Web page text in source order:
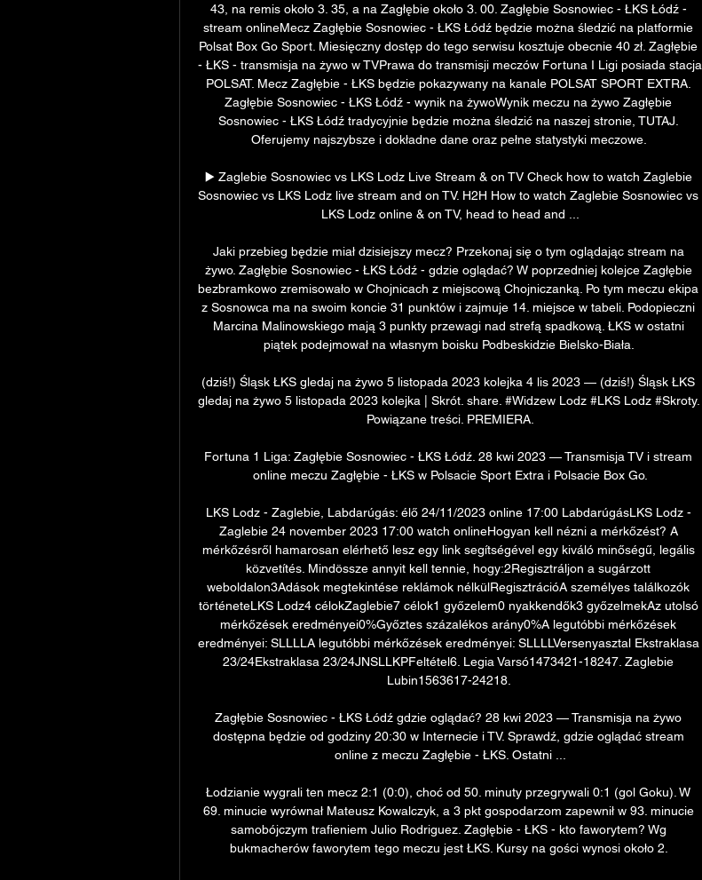
43, na remis około 3. 35, a na Zagłębie około 3. 00. Zagłębie Sosnowiec - ŁKS Łódź -
stream onlineMecz Zagłębie Sosnowiec - ŁKS Łódź będzie można śledzić na platformie
Polsat Box Go Sport. Miesięczny dostęp do tego serwisu kosztuje obecnie 40 zł. Zagłębie
- ŁKS - transmisja na żywo w TVPrawa do transmisji meczów Fortuna I Ligi posiada stacja
POLSAT. Mecz Zagłębie - ŁKS będzie pokazywany na kanale POLSAT SPORT EXTRA.
Zagłębie Sosnowiec - ŁKS Łódź - wynik na żywoWynik meczu na żywo Zagłębie
Sosnowiec - ŁKS Łódź tradycyjnie będzie można śledzić na naszej stronie, TUTAJ.
Oferujemy najszybsze i dokładne dane oraz pełne statystyki meczowe.
▶️ Zaglebie Sosnowiec vs LKS Lodz Live Stream & on TV Check how to watch Zaglebie
Sosnowiec vs LKS Lodz live stream and on TV. H2H How to watch Zaglebie Sosnowiec vs
LKS Lodz online & on TV, head to head and ...
Jaki przebieg będzie miał dzisiejszy mecz? Przekonaj się o tym oglądając stream na
żywo. Zagłębie Sosnowiec - ŁKS Łódź - gdzie oglądać? W poprzedniej kolejce Zagłębie
bezbramkowo zremisowało w Chojnicach z miejscową Chojniczanką. Po tym meczu ekipa
z Sosnowca ma na swoim koncie 31 punktów i zajmuje 14. miejsce w tabeli. Podopieczni
Marcina Malinowskiego mają 3 punkty przewagi nad strefą spadkową. ŁKS w ostatni
piątek podejmował na własnym boisku Podbeskidzie Bielsko-Biała.
(dziś!) Śląsk ŁKS gledaj na żywo 5 listopada 2023 kolejka 4 lis 2023 — (dziś!) Śląsk ŁKS
gledaj na żywo 5 listopada 2023 kolejka | Skrót. share. #Widzew Lodz #LKS Lodz #Skroty.
Powiązane treści. PREMIERA.
Fortuna 1 Liga: Zagłębie Sosnowiec - ŁKS Łódź. 28 kwi 2023 — Transmisja TV i stream
online meczu Zagłębie - ŁKS w Polsacie Sport Extra i Polsacie Box Go.
LKS Lodz - Zaglebie, Labdarúgás: élő 24/11/2023 online 17:00 LabdarúgásLKS Lodz -
Zaglebie 24 november 2023 17:00 watch onlineHogyan kell nézni a mérkőzést? A
mérkőzésről hamarosan elérhető lesz egy link segítségével egy kiváló minőségű, legális
közvetítés. Mindössze annyit kell tennie, hogy:2Regisztráljon a sugárzott
weboldalon3Adások megtekintése reklámok nélkülRegisztrációA személyes találkozók
történeteLKS Lodz4 célokZaglebie7 célok1 győzelem0 nyakkendők3 győzelmekAz utolsó
mérkőzések eredményei0%Győztes százalékos arány0%A legutóbbi mérkőzések
eredményei: SLLLLA legutóbbi mérkőzések eredményei: SLLLLVersenyasztal Ekstraklasa
23/24Ekstraklasa 23/24JNSLLKPFeltétel6. Legia Varsó1473421-18247. Zaglebie
Lubin1563617-24218.
Zagłębie Sosnowiec - ŁKS Łódź gdzie oglądać? 28 kwi 2023 — Transmisja na żywo
dostępna będzie od godziny 20:30 w Internecie i TV. Sprawdź, gdzie oglądać stream
online z meczu Zagłębie - ŁKS. Ostatni ...
Łodzianie wygrali ten mecz 2:1 (0:0), choć od 50. minuty przegrywali 0:1 (gol Goku). W
69. minucie wyrównał Mateusz Kowalczyk, a 3 pkt gospodarzom zapewnił w 93. minucie
samobójczym trafieniem Julio Rodriguez. Zagłębie - ŁKS - kto faworytem? Wg
bukmacherów faworytem tego meczu jest ŁKS. Kursy na gości wynosi około 2.